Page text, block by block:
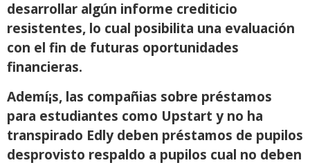
desarrollar algún informe crediticio
resistentes, lo cual posibilita una evaluación
con el fin de futuras oportunidades
financieras.
Ademí¡s, las compañias sobre préstamos
para estudiantes como Upstart y no ha
transpirado Edly deben préstamos de pupilos
desprovisto respaldo a pupilos cual no deben